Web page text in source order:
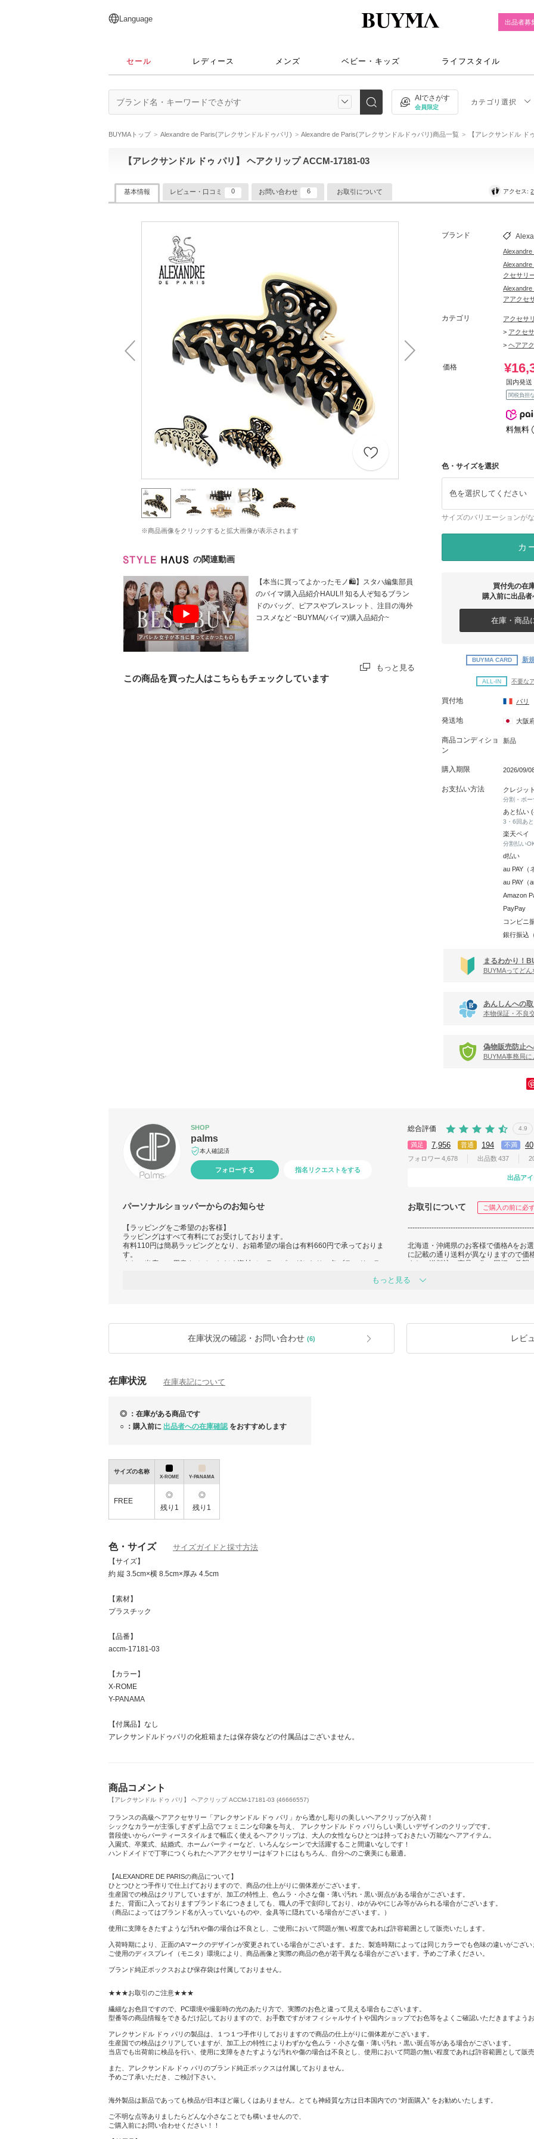
日本語
English
简体中文
繁體中文
Language 出品者募
セール レディース メンズ ベビー・キッズ ライフスタイル
AIでさがす
会員限定
カテゴリ選択
BUYMAトップ Alexandre de Paris(アレクサンドルドゥパリ) Alexandre de Paris(アレクサンドルドゥパリ)商品一覧 【アレクサンドル ド
【アレクサンドル ドゥ パリ】 ヘアクリップ ACCM-17181-03
基本情報 レビュー・口コミ 0 お問い合わせ 6 お取引について アクセス:
※商品画像をクリックすると拡大画像が表示されます
の関連動画
【本当に買ってよかったモノ🛍】スタハ編集部員
のバイマ購入品紹介HAUL!! 知る人ぞ知るブラン
ドのバッグ、ピアスやブレスレット、注目の海外
コスメなど ~BUYMA(バイマ)購入品紹介~
もっと見る
この商品を買った人はこちらもチェックしています
ブランド
Alexandre
Alexandre
クセサリ
Alexandre
アアクセ
カテゴリ
アクセサ
> アクセ
> ヘアア
価格
国内発
関税負担な
料無料
色・サイズを選択
色を選択してください
サイズのバリエーションが
カ
買付先の在
購入前に出品者
在庫・商品
BUYMA CARD 新
ALL-IN 不要な
買付地 パリ
発送地 大阪
商品コンディショ
ン
新品
購入期限 2026/09/
お支払い方法 クレジッ
分割・ボー
あと払い
3・6回あ
楽天ペイ
分割払い
d払い
au PAY（
au PAY（
Amazon
PayPay
コンビニ
銀行振込
まるわかり！
BUYMAってど
あんしんへの
本物保証・不良
偽物販売防止
BUYMA事務局
SHOP
palms
本人確認済
フォローする 指名リクエストをする
総合評価 4.9
満足 7,956 普通 194 不満 40
フォロワー 4,678 出品数 437
出品ア
パーソナルショッパーからのお知らせ お取引について ご購入の前に必
【ラッピングをご希望のお客様】
ラッピングはすべて有料にてお受けしております。
有料110円は簡易ラッピングとなり、お箱希望の場合は有料660円で承っておりま
す。
また、当店のご用意させていただく資材でのラッピングとなり、各ブランドのラッ
なしで発送となります。
何卒ご了承ください。
【営業日について】
す。
※メール便配送の一部商品は真空圧縮して梱包しております。予めご了承ください
ませ。
北海道・沖縄県のお客様で価格Aをお
に記載の通り送料が異なりますので価
また、送料込の商品の為、同梱ご希望
当店がお送りした状態と同じ状態のみ
何卒よろしくお願い致します。
もっと見る
在庫状況の確認・お問い合わせ (6) レビ
在庫状況 在庫表記について
◎ ：在庫がある商品です
○ ：購入前に 出品者への在庫確認 をおすすめします
サイズの名称
X-ROME Y-PANAMA
FREE
◎
残り1
◎
残り1
色・サイズ サイズガイドと採寸方法
【サイズ】
約 縦 3.5cm×横 8.5cm×厚み 4.5cm
【素材】
プラスチック
【品番】
accm-17181-03
【カラー】
X-ROME
Y-PANAMA
【付属品】なし
アレクサンドルドゥパリの化粧箱または保存袋などの付属品はございません。
商品コメント
【アレクサンドル ドゥ パリ】 ヘアクリップ ACCM-17181-03 (46666557)
フランスの高級ヘアアクセサリー「アレクサンドル ドゥ パリ」から透かし彫りの美しいヘアクリップが入荷！
シックなカラーが主張しすぎず上品でフェミニンな印象を与え、 アレクサンドル ドゥ パリらしい美しいデザインのクリップです。
普段使いからパーティースタイルまで幅広く使えるヘアクリップは、大人の女性ならひとつは持っておきたい万能なヘアアイテム。
入園式、卒業式、結婚式、ホームパーティーなど、いろんなシーンで大活躍すること間違いなしです！
ハンドメイドで丁寧につくられたヘアアクセサリーはギフトにはもちろん、自分へのご褒美にも最適。
【ALEXANDRE DE PARISの商品について】
ひとつひとつ手作りで仕上げておりますので、商品の仕上がりに個体差がございます。
生産国での検品はクリアしていますが、加工の特性上、色ムラ・小さな傷・薄い汚れ・黒い斑点がある場合がございます。
また、背面に入っておりますブランド名につきましても、職人の手で刻印しており、ゆがみやにじみ等がみられる場合がございます。
（商品によってはブランド名が入っていないものや、金具等に隠れている場合がございます。）
使用に支障をきたすような汚れや傷の場合は不良とし、ご使用において問題が無い程度であれば許容範囲として販売いたします。
入荷時期により、正面のAマークのデザインが変更されている場合がございます。また、製造時期によっては同じカラーでも色味の違いがござい
ご使用のディスプレイ（モニタ）環境により、商品画像と実際の商品の色が若干異なる場合がございます。予めご了承ください。
ブランド純正ボックスおよび保存袋は付属しておりません。
★★★お取引のご注意★★★
繊細なお色目ですので、PC環境や撮影時の光のあたり方で、実際のお色と違って見える場合もございます。
型番等の商品情報をできるだけ記しておりますので、お手数ですがオフィシャルサイトや国内ショップでお色等をよくご確認いただきますようお
アレクサンドル ドゥ パリの製品は、１つ１つ手作りしておりますので商品の仕上がりに個体差がございます。
生産国での検品はクリアしていますが、加工上の特性によりわずかな色ムラ・小さな傷・薄い汚れ・黒い斑点等がある場合がございます。
当店でも出荷前に検品を行い、使用に支障をきたすような汚れや傷の場合は不良とし、使用において問題の無い程度であれば許容範囲として販売
また、アレクサンドル ドゥ パリのブランド純正ボックスは付属しておりません。
予めご了承いただき、ご検討下さい。
海外製品は新品であっても検品が日本ほど厳しくはありません。とても神経質な方は日本国内での “対面購入” をお勧めいたします。
ご不明な点等ありましたらどんな小さなことでも構いませんので、
ご購入前にお問い合わせください！！